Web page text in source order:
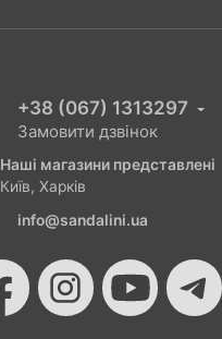
+38 (067) 1313297
Замовити дзвінок
Наші магазини представлені
Київ, Харків
info@sandalini.ua